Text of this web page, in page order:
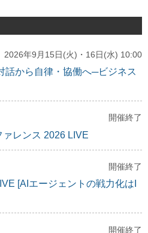
2026年9月15日(火)・16日(水) 10:00
話から自律・協働へ─ビジネス
開催終了
レンス 2026 LIVE
開催終了
[AIエージェントの戦力化はI
開催終了